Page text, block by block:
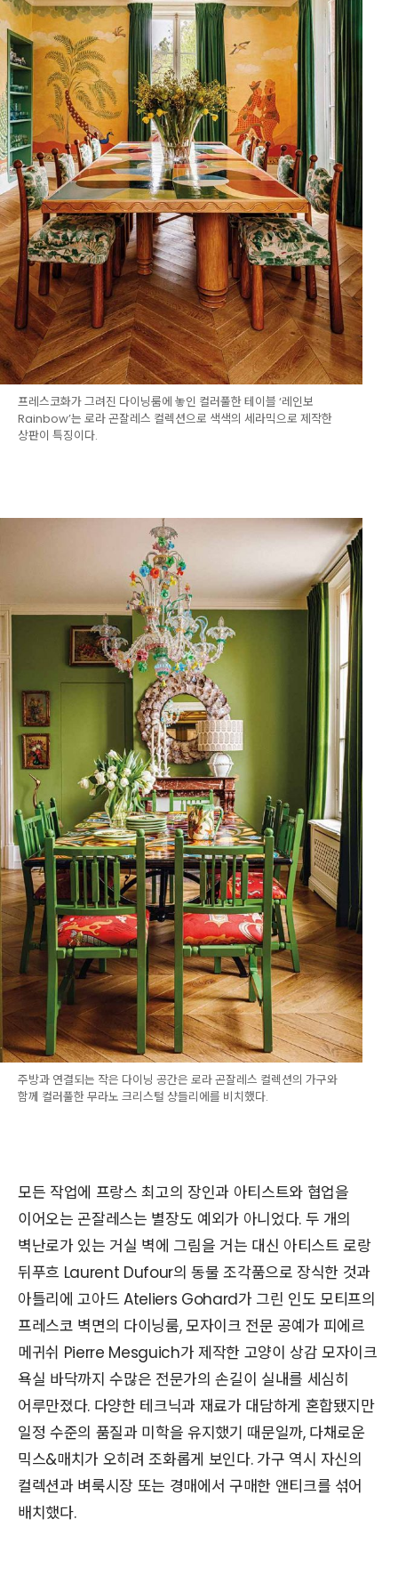
프레스코화가 그려진 다이닝룸에 놓인 컬러풀한 테이블 ‘레인보
Rainbow’는 로라 곤잘레스 컬렉션으로 색색의 세라믹으로 제작한
상판이 특징이다.
주방과 연결되는 작은 다이닝 공간은 로라 곤잘레스 컬렉션의 가구와
함께 컬러풀한 무라노 크리스털 샹들리에를 비치했다.
모든 작업에 프랑스 최고의 장인과 아티스트와 협업을
이어오는 곤잘레스는 별장도 예외가 아니었다. 두 개의
벽난로가 있는 거실 벽에 그림을 거는 대신 아티스트 로랑
뒤푸흐 Laurent Dufour의 동물 조각품으로 장식한 것과
아틀리에 고아드 Ateliers Gohard가 그린 인도 모티프의
프레스코 벽면의 다이닝룸, 모자이크 전문 공예가 피에르
메귀쉬 Pierre Mesguich가 제작한 고양이 상감 모자이크
욕실 바닥까지 수많은 전문가의 손길이 실내를 세심히
어루만졌다. 다양한 테크닉과 재료가 대담하게 혼합됐지만
일정 수준의 품질과 미학을 유지했기 때문일까, 다채로운
믹스&매치가 오히려 조화롭게 보인다. 가구 역시 자신의
컬렉션과 벼룩시장 또는 경매에서 구매한 앤티크를 섞어
배치했다.